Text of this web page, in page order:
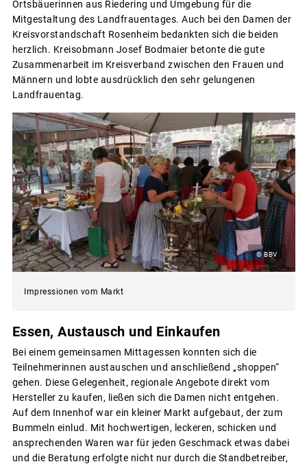
Ortsbäuerinnen aus Riedering und Umgebung für die
Mitgestaltung des Landfrauentages. Auch bei den Damen der
Kreisvorstandschaft Rosenheim bedankten sich die beiden
herzlich. Kreisobmann Josef Bodmaier betonte die gute
Zusammenarbeit im Kreisverband zwischen den Frauen und
Männern und lobte ausdrücklich den sehr gelungenen
Landfrauentag.
© BBV
Impressionen vom Markt
Essen, Austausch und Einkaufen
Bei einem gemeinsamen Mittagessen konnten sich die
Teilnehmerinnen austauschen und anschließend „shoppen“
gehen. Diese Gelegenheit, regionale Angebote direkt vom
Hersteller zu kaufen, ließen sich die Damen nicht entgehen.
Auf dem Innenhof war ein kleiner Markt aufgebaut, der zum
Bummeln einlud. Mit hochwertigen, leckeren, schicken und
ansprechenden Waren war für jeden Geschmack etwas dabei
und die Beratung erfolgte nicht nur durch die Standbetreiber,